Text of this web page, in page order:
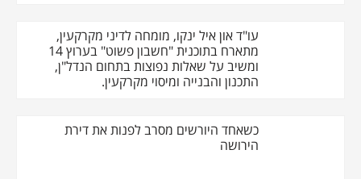
עו"ד און איל ינקו, מומחה לדיני מקרקעין,
מתארח בתוכנית "חשבון פשוט" בערוץ 14
ומשיב על שאלות נפוצות בתחום הנדל"ן,
התכנון והבנייה ומיסוי מקרקעין.
כשאחד היורשים מסרב לפנות את דירת
הירושה